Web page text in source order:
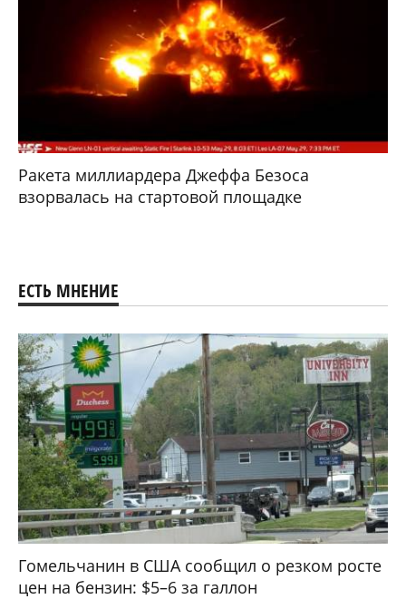
Ракета миллиардера Джеффа Безоса
взорвалась на стартовой площадке
ЕСТЬ МНЕНИЕ
Гомельчанин в США сообщил о резком росте
цен на бензин: $5–6 за галлон